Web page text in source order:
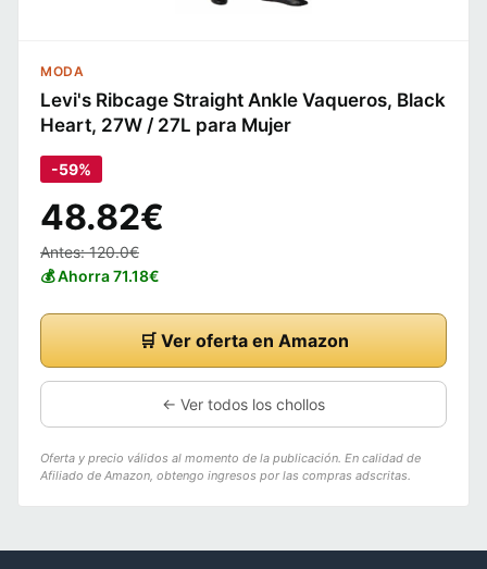
MODA
Levi's Ribcage Straight Ankle Vaqueros, Black
Heart, 27W / 27L para Mujer
-59%
48.82€
Antes: 120.0€
💰 Ahorra 71.18€
🛒 Ver oferta en Amazon
← Ver todos los chollos
Oferta y precio válidos al momento de la publicación. En calidad de
Afiliado de Amazon, obtengo ingresos por las compras adscritas.